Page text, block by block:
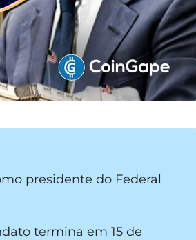
presidente do Federal
termina em 15 de